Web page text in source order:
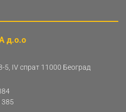
д.о.о
IV спрат 11000 Београд
385